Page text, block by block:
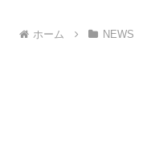
ホーム NEWS